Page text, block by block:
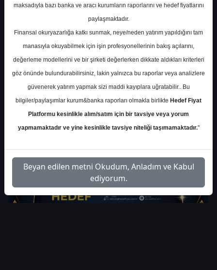
hedef fiyatını 243,75 TL'den 318,51 TL'ye
yükseltti, tavsiyesini 'AL' olarak korudu.
Cuma, 09 Ocak 2026 00:00
S.No Dosya Adı İndir
1
seker-yatirim-kchol-hedef-
fiyat-2026
Dosyayı İndir
tablosu
Dosyayı İndir
maksadıyla bazı banka ve aracı kurumların raporlarını ve hedef fiyatlarını
paylaşmaktadır.
Finansal okuryazarlığa katkı sunmak, neye/neden yatırım yapıldığını tam
manasıyla okuyabilmek için işin profesyonellerinin bakış açılarını,
değerleme modellerini ve bir şirketi değerlerken dikkate aldıkları kriterleri
göz önünde bulundurabilirsiniz, lakin yalnızca bu raporlar veya analizlere
güvenerek yatırım yapmak sizi maddi kayıplara uğratabilir.. Bu
bilgiler/paylaşımlar kurum&banka raporları olmakla birlikte Hedef Fiyat
Platformu kesinlikle alım/satım için bir tavsiye veya yorum
yapmamaktadır ve yine kesinlikle tavsiye niteliği taşımamaktadır."
Beyan edilen metni Okudum, Anladım ve Kabul
ediyorum.